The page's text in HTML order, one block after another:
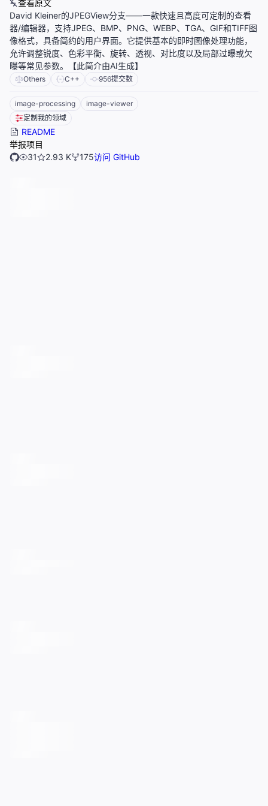
查看原文
David Kleiner的JPEGView分支——一款快速且高度可定制的查看
器/编辑器，支持JPEG、BMP、PNG、WEBP、TGA、GIF和TIFF图
像格式，具备简约的用户界面。它提供基本的即时图像处理功能，
允许调整锐度、色彩平衡、旋转、透视、对比度以及局部过曝或欠
曝等常见参数。【此简介由AI生成】
Others C++ 956提交数
image-processing
image-viewer
定制我的领域
README
举报项目
31
2.93 K 175访问 GitHub